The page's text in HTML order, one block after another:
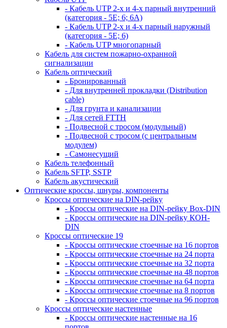
- Кабель UTP 2-х и 4-х парный внутренний
(категория - 5Е; 6; 6А)
- Кабель UTP 2-х и 4-х парный наружный
(категория - 5Е; 6)
- Кабель UTP многопарный
Кабель для систем пожарно-охранной
сигнализации
Кабель оптический
- Бронированный
- Для внутренней прокладки (Distribution
cable)
- Для грунта и канализации
- Для сетей FTTH
- Подвесной с тросом (модульный)
- Подвесной с тросом (с центральным
модулем)
- Самонесущий
Кабель телефонный
Кабель SFTP, SSTP
Кабель акустический
Оптические кроссы, шнуры, компоненты
Кроссы оптические на DIN-рейку
- Кроссы оптические на DIN-рейку Box-DIN
- Кроссы оптические на DIN-рейку КОН-
DIN
Кроссы оптические 19
- Кроссы оптические стоечные на 16 портов
- Кроссы оптические стоечные на 24 порта
- Кроссы оптические стоечные на 32 порта
- Кроссы оптические стоечные на 48 портов
- Кроссы оптические стоечные на 64 порта
- Кроссы оптические стоечные на 8 портов
- Кроссы оптические стоечные на 96 портов
Кроссы оптические настенные
- Кроссы оптические настенные на 16